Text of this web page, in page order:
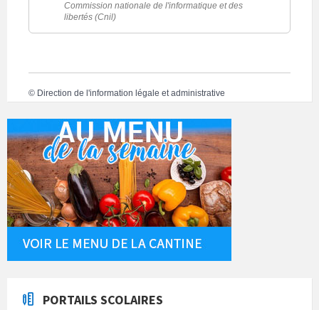
Commission nationale de l'informatique et des
libertés (Cnil)
© Direction de l'information légale et administrative
PORTAILS SCOLAIRES